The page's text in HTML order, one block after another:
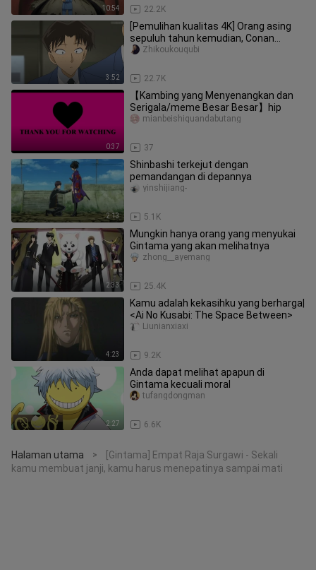
10:54 22.2K
3:52
[Pemulihan kualitas 4K] Orang asing
sepuluh tahun kemudian, Conan
ternyata sudah mati?
22.7K
Zhikoukouqubi
0:37
【Kambing yang Menyenangkan dan
Serigala/meme Besar Besar】hip
37
mianbeishiquandabutang
2:13
Shinbashi terkejut dengan
pemandangan di depannya
5.1K
yinshijiang-
2:33
Mungkin hanya orang yang menyukai
Gintama yang akan melihatnya
25.4K
zhong__ayemang
4:23
Kamu adalah kekasihku yang berharga|
<Ai No Kusabi: The Space Between>
9.2K
Liunianxiaxi
2:27
Anda dapat melihat apapun di
Gintama kecuali moral
6.6K
tufangdongman
Halaman utama >
[Gintama] Empat Raja Surgawi - Sekali
kamu membuat janji, kamu harus menepatinya sampai mati